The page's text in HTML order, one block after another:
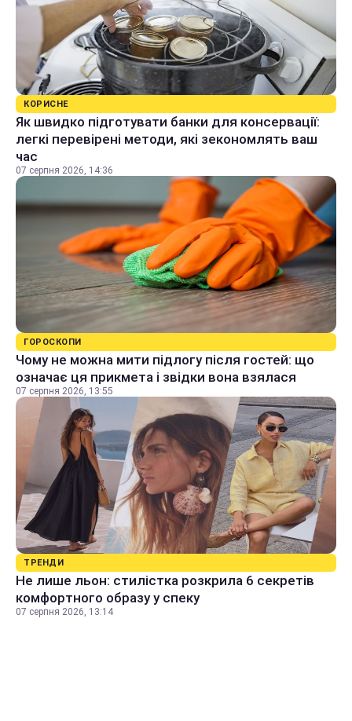
КОРИСНЕ
Як швидко підготувати банки для консервації:
легкі перевірені методи, які зекономлять ваш
час
07 серпня 2026, 14:36
ГОРОСКОПИ
Чому не можна мити підлогу після гостей: що
означає ця прикмета і звідки вона взялася
07 серпня 2026, 13:55
ТРЕНДИ
Не лише льон: стилістка розкрила 6 секретів
комфортного образу у спеку
07 серпня 2026, 13:14